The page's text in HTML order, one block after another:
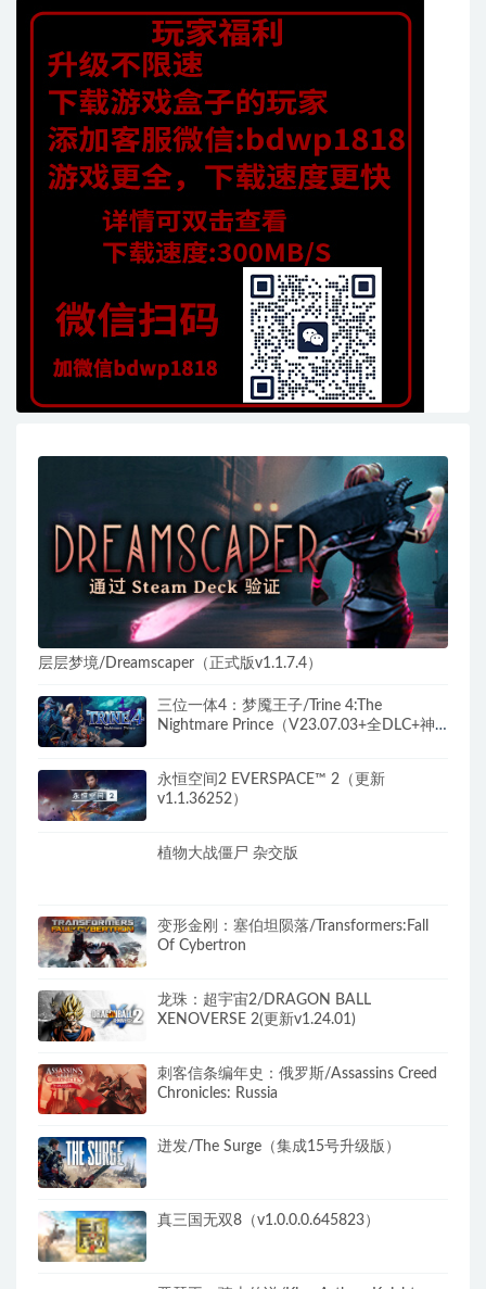
层层梦境/Dreamscaper（正式版v1.1.7.4）
三位一体4：梦魇王子/Trine 4:The
Nightmare Prince（V23.07.03+全DLC+神
永恒空间2 EVERSPACE™ 2（更新
v1.1.36252）
植物大战僵尸 杂交版
变形金刚：塞伯坦陨落/Transformers:Fall
Of Cybertron
龙珠：超宇宙2/DRAGON BALL
XENOVERSE 2(更新v1.24.01)
刺客信条编年史：俄罗斯/Assassins Creed
Chronicles: Russia
迸发/The Surge（集成15号升级版）
真三国无双8（v1.0.0.0.645823）